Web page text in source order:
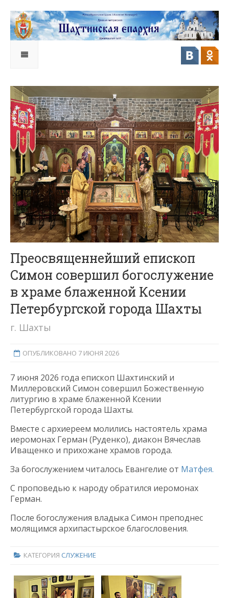
Преосвященнейший епископ
Симон совершил богослужение
в храме блаженной Ксении
Петербургской города Шахты
г. Шахты
ОПУБЛИКОВАНО 7 ИЮНЯ 2026
7 июня 2026 года епископ Шахтинский и
Миллеровский Симон совершил Божественную
литургию в храме блаженной Ксении
Петербургской города Шахты.
Вместе с архиереем молились настоятель храма
иеромонах Герман (Руденко), диакон Вячеслав
Иващенко и прихожане храмов города.
За богослужением читалось Евангелие от Матфея.
С проповедью к народу обратился иеромонах
Герман.
После богослужения владыка Симон преподнес
молящимся архипастырское благословения.
КАТЕГОРИЯ СЛУЖЕНИЕ